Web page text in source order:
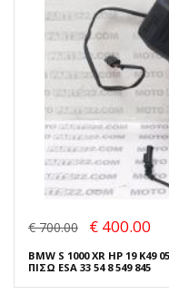
€ 700.00 € 400.00
BMW S 1000 XR HP 19
ΠΙΣΩ ESA 33 54 8 549 845